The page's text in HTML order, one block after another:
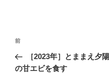
投
ナ
前
の
投
前
［2023年］とままえ夕
の甘エビを食す